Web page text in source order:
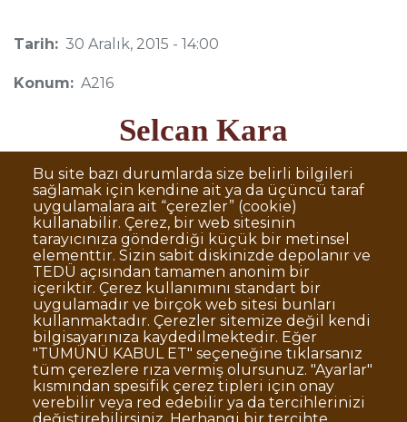
Tarih: 30 Aralık, 2015 - 14:00
Konum: A216
Selcan Kara
Connecticut Üniversitesi
Bu site bazı durumlarda size belirli bilgileri
sağlamak için kendine ait ya da üçüncü taraf
uygulamalara ait “çerezler” (cookie)
kullanabilir. Çerez, bir web sitesinin
tarayıcınıza gönderdiği küçük bir metinsel
elementtir. Sizin sabit diskinizde depolanır ve
TEDÜ açısından tamamen anonim bir
içeriktir. Çerez kullanımını standart bir
uygulamadır ve birçok web sitesi bunları
kullanmaktadır. Çerezler sitemize değil kendi
bilgisayarınıza kaydedilmektedir. Eğer
"TÜMÜNÜ KABUL ET" seçeneğine tıklarsanız
tüm çerezlere rıza vermiş olursunuz. "Ayarlar"
kısmından spesifik çerez tipleri için onay
verebilir veya red edebilir ya da tercihlerinizi
Dipnot
Sıkça Sorulan Sorular
Kişisel Verilerin Korunması
Gizlilik Politikası
Sorumluluk Reddi
Açık Rıza
Kurumsal Kimlik
© TED Üniversitesi. Ziya Gökalp Caddesi No:48 06420, Kolej
Çankaya ANKARA